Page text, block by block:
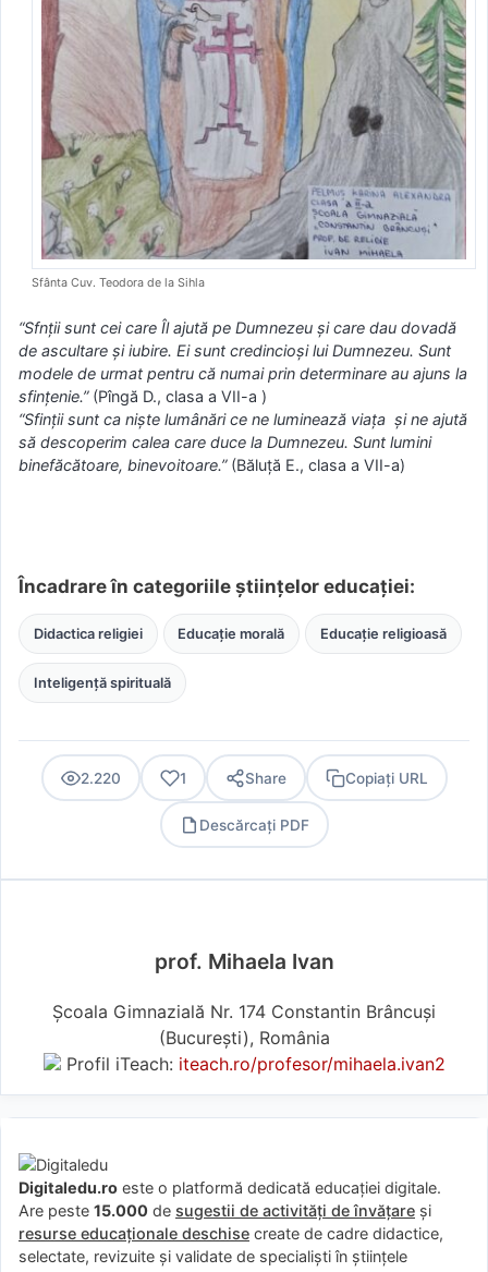
Sfânta Cuv. Teodora de la Sihla
“Sfnţii sunt cei care Îl ajută pe Dumnezeu şi care dau dovadă
de ascultare şi iubire. Ei sunt credincioşi lui Dumnezeu. Sunt
modele de urmat pentru că numai prin determinare au ajuns la
sfinţenie.” (Pîngă D., clasa a VII-a )
“Sfinţii sunt ca nişte lumânări ce ne luminează viaţa şi ne ajută
să descoperim calea care duce la Dumnezeu. Sunt lumini
binefăcătoare, binevoitoare.”(Băluţă E., clasa a VII-a)
Încadrare în categoriile științelor educației:
Didactica religiei Educație morală Educație religioasă
Inteligență spirituală
2.220 1 Share Copiați URL
Descărcați PDF
prof. Mihaela Ivan
Școala Gimnazială Nr. 174 Constantin Brâncuși
(Bucureşti), România
Profil iTeach: iteach.ro/profesor/mihaela.ivan2
Digitaledu.ro este o platformă dedicată educației digitale.
Are peste 15.000 de sugestii de activități de învățare și
resurse educaționale deschise create de cadre didactice,
selectate, revizuite și validate de specialiști în științele